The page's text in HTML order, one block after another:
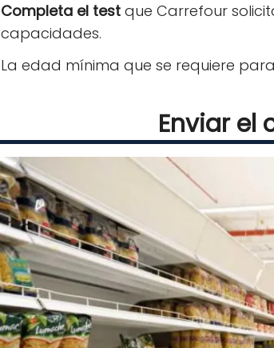
Completa el test que Carrefour
capacidades.
La edad mínima que se requiere
Enviar el